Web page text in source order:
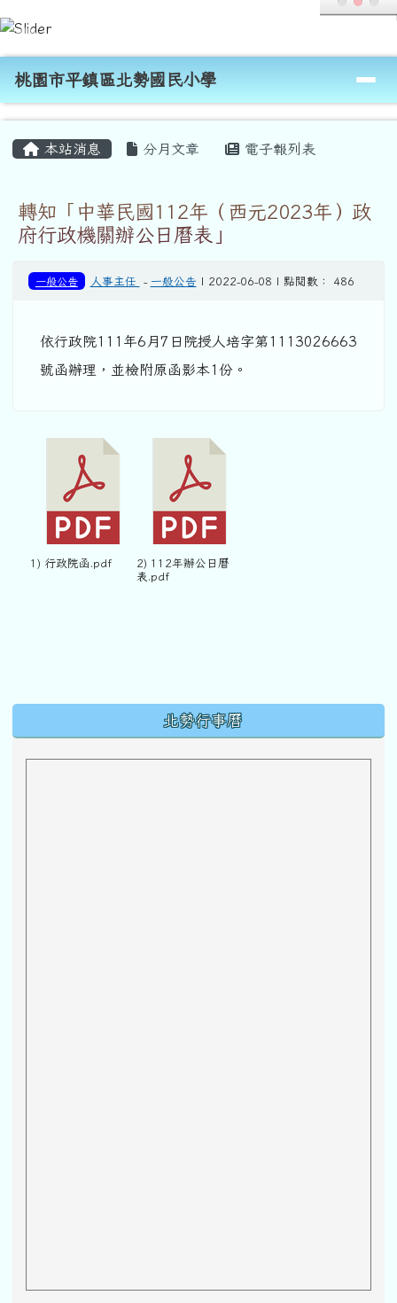
跳至主內容區
桃園市平鎮區北勢國民小學
導覽列
桃園市平鎮區北勢國民小學
本站消息 分月文章 電子報列表
轉知「中華民國112年（西元2023年）政
府行政機關辦公日曆表」
一般公告 人事主任 - 一般公告 | 2022-06-08 | 點閱數： 486
依行政院111年6月7日院授人培字第1113026663
號函辦理，並檢附原函影本1份。
1) 行政院函.pdf
2) 112年辦公日曆
表.pdf
北勢行事曆